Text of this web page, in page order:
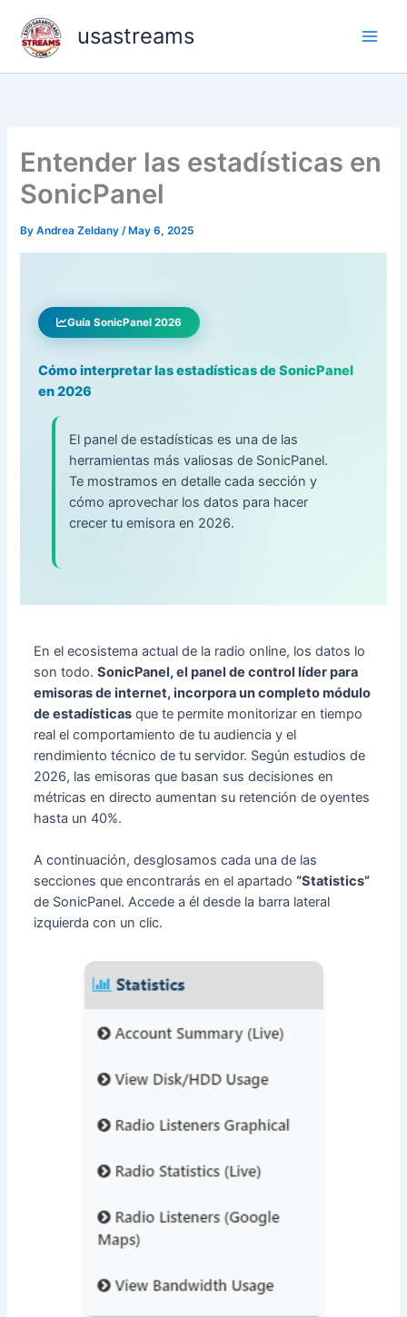
content
usastreams
Entender las estadísticas en
SonicPanel
ByAndrea Zeldany/ May 6, 2025
Guía SonicPanel 2026
Cómo interpretar las estadísticas de SonicPanel
en 2026
El panel de estadísticas es una de las
herramientas más valiosas de SonicPanel.
Te mostramos en detalle cada sección y
cómo aprovechar los datos para hacer
crecer tu emisora en 2026.
En el ecosistema actual de la radio online, los datos lo
son todo.SonicPanel, el panel de control líder para
emisoras de internet, incorpora un completo módulo
de estadísticas que te permite monitorizar en tiempo
real el comportamiento de tu audiencia y el
rendimiento técnico de tu servidor. Según estudios de
2026, las emisoras que basan sus decisiones en
métricas en directo aumentan su retención de oyentes
hasta un 40%.
A continuación, desglosamos cada una de las
secciones que encontrarás en el apartado“Statistics”
de SonicPanel. Accede a él desde la barra lateral
izquierda con un clic.